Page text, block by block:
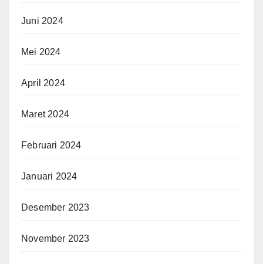
Juni 2024
Mei 2024
April 2024
Maret 2024
Februari 2024
Januari 2024
Desember 2023
November 2023